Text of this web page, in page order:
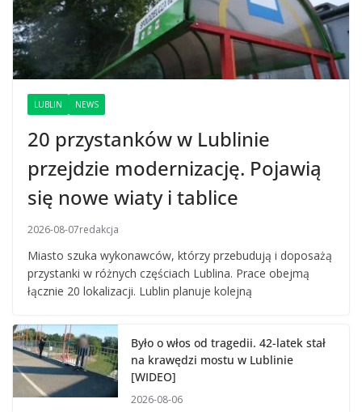
LUBLIN NEWS
20 przystanków w Lublinie
przejdzie modernizację. Pojawią
się nowe wiaty i tablice
2026-08-07redakcja
Miasto szuka wykonawców, którzy przebudują i doposażą
przystanki w różnych częściach Lublina. Prace obejmą
łącznie 20 lokalizacji. Lublin planuje kolejną
Było o włos od tragedii. 42-latek stał
na krawędzi mostu w Lublinie
[WIDEO]
2026-08-06